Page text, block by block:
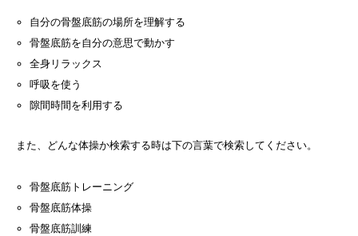
自分の骨盤底筋の場所を理解する
骨盤底筋を自分の意思で動かす
全身リラックス
呼吸を使う
隙間時間を利用する
また、どんな体操か検索する時は下の言葉で検索してください。
骨盤底筋トレーニング
骨盤底筋体操
骨盤底筋訓練